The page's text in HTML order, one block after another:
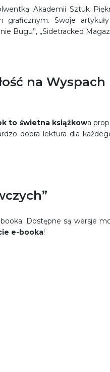
Akademii Sztuk
graficznym. Swoje
Bugu”, „Sidetracked
na Wyspach
to świetna książkowa
dobra lektura dla
Dostępne są wersje
e-booka!